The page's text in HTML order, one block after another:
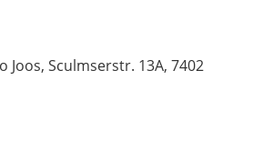
Joos, Sculmserstr. 13A, 7402